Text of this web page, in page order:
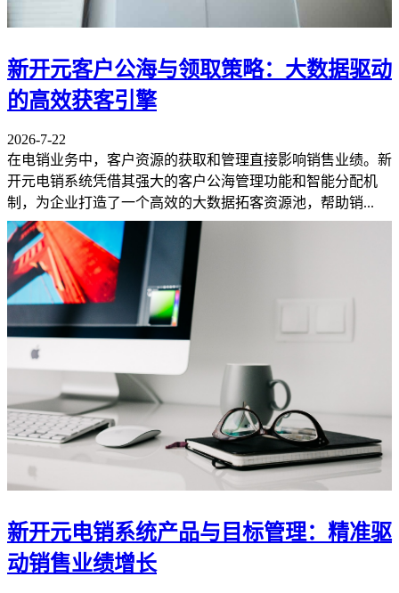
新开元客户公海与领取策略：大数据驱动
的高效获客引擎
2026-7-22
在电销业务中，客户资源的获取和管理直接影响销售业绩。新
开元电销系统凭借其强大的客户公海管理功能和智能分配机
制，为企业打造了一个高效的大数据拓客资源池，帮助销...
新开元电销系统产品与目标管理：精准驱
动销售业绩增长